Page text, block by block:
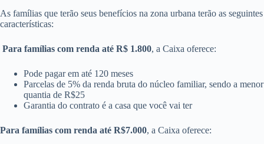
As famílias que terão seus benefícios na zona urbana terão as seguintes
características:
Para famílias com renda até R$ 1.800, a Caixa oferece:
Pode pagar em até 120 meses
Parcelas de 5% da renda bruta do núcleo familiar, sendo a menor
quantia de R$25
Garantia do contrato é a casa que você vai ter
Para famílias com renda até R$7.000, a Caixa oferece: